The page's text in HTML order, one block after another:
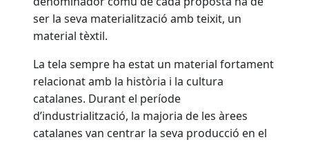
ser la seva materialització amb teixit, un
material tèxtil.
La tela sempre ha estat un material fortament
relacionat amb la història i la cultura
catalanes. Durant el període
d’industrialització, la majoria de les àrees
catalanes van centrar la seva producció en el